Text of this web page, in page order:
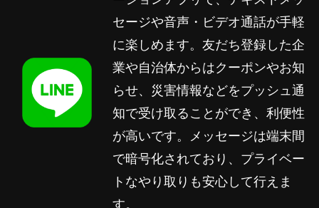
セージや音声・ビデオ通話が手軽
に楽しめます。友だち登録した企
業や自治体からはクーポンやお知
らせ、災害情報などをプッシュ通
知で受け取ることができ、利便性
が高いです。メッセージは端末間
で暗号化されており、プライベー
トなやり取りも安心して行えま
す。